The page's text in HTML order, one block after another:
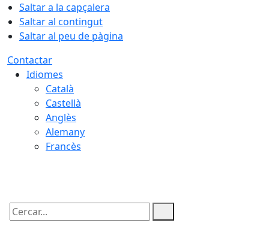
Saltar a la capçalera
Saltar al contingut
Saltar al peu de pàgina
Contactar
Idiomes
Català
Castellà
Anglès
Alemany
Francès
Cercar: